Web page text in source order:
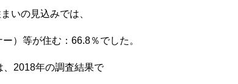
いの見込みでは、
）等が住む：66.8％でした。
、2018年の調査結果で